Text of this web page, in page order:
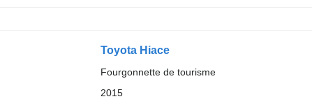
Toyota Hiace
Fourgonnette de tourisme
2015